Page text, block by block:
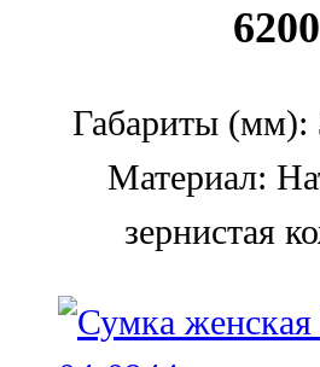
6200
Габариты (мм):
Материал:
зернистая